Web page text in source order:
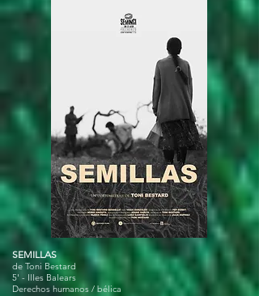
SEMILLAS
de Toni Bestard
5' - Illes Balears
Derechos humanos / bélica